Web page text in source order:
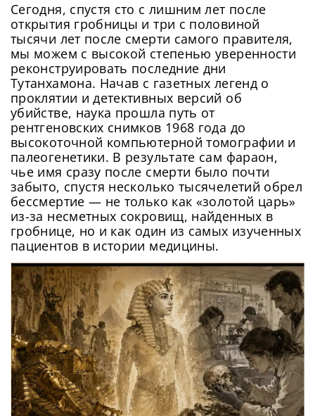
Сегодня, спустя сто с лишним лет после
открытия гробницы и три с половиной
тысячи лет после смерти самого правителя,
мы можем с высокой степенью уверенности
реконструировать последние дни
Тутанхамона. Начав с газетных легенд о
проклятии и детективных версий об
убийстве, наука прошла путь от
рентгеновских снимков 1968 года до
высокоточной компьютерной томографии и
палеогенетики. В результате сам фараон,
чье имя сразу после смерти было почти
забыто, спустя несколько тысячелетий обрел
бессмертие — не только как «золотой царь»
из-за несметных сокровищ, найденных в
гробнице, но и как один из самых изученных
пациентов в истории медицины.